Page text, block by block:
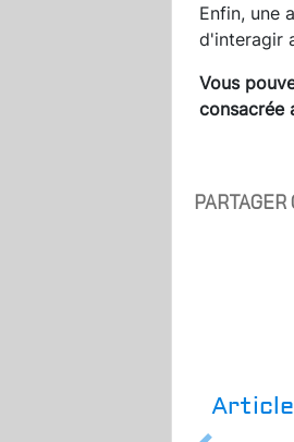
Enfin, une
d'interagir
Vous
consacrée